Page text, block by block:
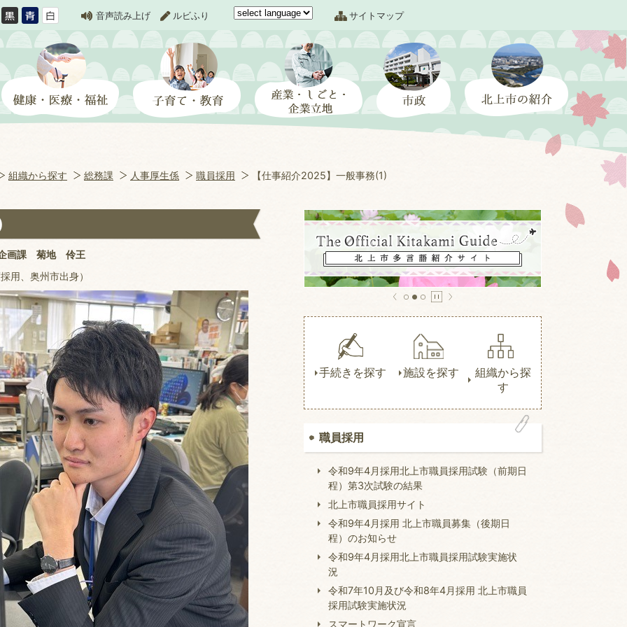
音声読み上げ ルビふり サイトマップ
組織から探す 総務課 人事厚生係 職員採用 【仕事紹介2025】一般事務(1)
画課 菊地 伶王
用、奥州市出身）
手続きを探す 施設を探す
組織から探
す
職員採用
令和9年4月採用北上市職員採用試験（前期日
程）第3次試験の結果
北上市職員採用サイト
令和9年4月採用 北上市職員募集（後期日
程）のお知らせ
令和9年4月採用北上市職員採用試験実施状
況
令和7年10月及び令和8年4月採用 北上市職員
採用試験実施状況
スマートワーク宣言